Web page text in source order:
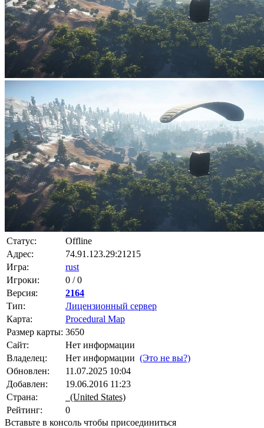
Статус:
Offline
Адрес:
74.91.123.29:21215
Игра:
rust
Игроки:
0 / 0
Версия:
2164
Тип:
Лицензионный сервер
Карта:
Procedural Map
Размер карты: 3650
Сайт:
Нет информации
Владелец:
Нет информации (Это не вы?)
Обновлен:
11.07.2025 10:04
Добавлен:
19.06.2016 11:23
Страна:
(United States)
Рейтинг:
0
Вставьте в консоль чтобы присоединиться